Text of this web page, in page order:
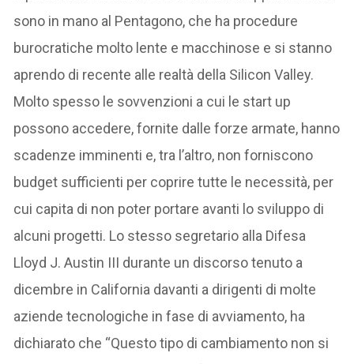
sono in mano al Pentagono, che ha procedure
burocratiche molto lente e macchinose e si stanno
aprendo di recente alle realtà della Silicon Valley.
Molto spesso le sovvenzioni a cui le start up
possono accedere, fornite dalle forze armate, hanno
scadenze imminenti e, tra l’altro, non forniscono
budget sufficienti per coprire tutte le necessità, per
cui capita di non poter portare avanti lo sviluppo di
alcuni progetti. Lo stesso segretario alla Difesa
Lloyd J. Austin III durante un discorso tenuto a
dicembre in California davanti a dirigenti di molte
aziende tecnologiche in fase di avviamento, ha
dichiarato che “Questo tipo di cambiamento non si